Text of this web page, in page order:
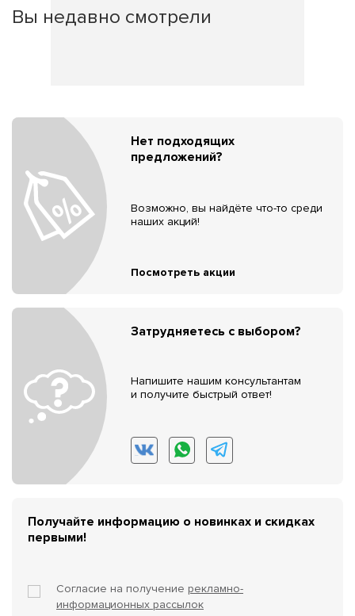
Вы недавно смотрели
Нет подходящих
предложений?
Возможно, вы найдёте что-то среди
наших акций!
Посмотреть акции
Затрудняетесь с выбором?
Напишите нашим консультантам
и получите быстрый ответ!
Получайте информацию о новинках и скидках
первыми!
Согласие на получение рекламно-
информационных рассылок